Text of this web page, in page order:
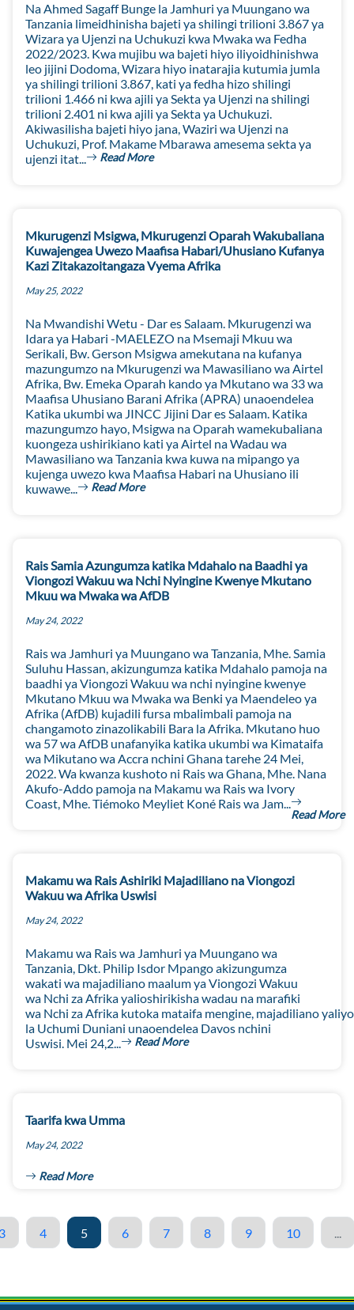
Na Ahmed Sagaff Bunge la Jamhuri ya Muungano wa
Tanzania limeidhinisha bajeti ya shilingi trilioni 3.867 ya
Wizara ya Ujenzi na Uchukuzi kwa Mwaka wa Fedha
2022/2023. Kwa mujibu wa bajeti hiyo iliyoidhinishwa
leo jijini Dodoma, Wizara hiyo inatarajia kutumia jumla
ya shilingi trilioni 3.867, kati ya fedha hizo shilingi
trilioni 1.466 ni kwa ajili ya Sekta ya Ujenzi na shilingi
trilioni 2.401 ni kwa ajili ya Sekta ya Uchukuzi.
Akiwasilisha bajeti hiyo jana, Waziri wa Ujenzi na
Uchukuzi, Prof. Makame Mbarawa amesema sekta ya
ujenzi itat...
Read More
Mkurugenzi Msigwa, Mkurugenzi Oparah Wakubaliana
Kuwajengea Uwezo Maafisa Habari/Uhusiano Kufanya
Kazi Zitakazoitangaza Vyema Afrika
May 25, 2022
Na Mwandishi Wetu - Dar es Salaam. Mkurugenzi wa
Idara ya Habari -MAELEZO na Msemaji Mkuu wa
Serikali, Bw. Gerson Msigwa amekutana na kufanya
mazungumzo na Mkurugenzi wa Mawasiliano wa Airtel
Afrika, Bw. Emeka Oparah kando ya Mkutano wa 33 wa
Maafisa Uhusiano Barani Afrika (APRA) unaoendelea
Katika ukumbi wa JINCC Jijini Dar es Salaam. Katika
mazungumzo hayo, Msigwa na Oparah wamekubaliana
kuongeza ushirikiano kati ya Airtel na Wadau wa
Mawasiliano wa Tanzania kwa kuwa na mipango ya
kujenga uwezo kwa Maafisa Habari na Uhusiano ili
kuwawe...
Read More
Rais Samia Azungumza katika Mdahalo na Baadhi ya
Viongozi Wakuu wa Nchi Nyingine Kwenye Mkutano
Mkuu wa Mwaka wa AfDB
May 24, 2022
Rais wa Jamhuri ya Muungano wa Tanzania, Mhe. Samia
Suluhu Hassan, akizungumza katika Mdahalo pamoja na
baadhi ya Viongozi Wakuu wa nchi nyingine kwenye
Mkutano Mkuu wa Mwaka wa Benki ya Maendeleo ya
Afrika (AfDB) kujadili fursa mbalimbali pamoja na
changamoto zinazolikabili Bara la Afrika. Mkutano huo
wa 57 wa AfDB unafanyika katika ukumbi wa Kimataifa
wa Mikutano wa Accra nchini Ghana tarehe 24 Mei,
2022. Wa kwanza kushoto ni Rais wa Ghana, Mhe. Nana
Akufo-Addo pamoja na Makamu wa Rais wa Ivory
Coast, Mhe. Tiémoko Meyliet Koné Rais wa Jam...
Read More
Makamu wa Rais Ashiriki Majadiliano na Viongozi
Wakuu wa Afrika Uswisi
May 24, 2022
Makamu wa Rais wa Jamhuri ya Muungano wa
Tanzania, Dkt. Philip Isdor Mpango akizungumza
wakati wa majadiliano maalum ya Viongozi Wakuu
wa Nchi za Afrika yalioshirikisha wadau na marafiki
wa Nchi za Afrika kutoka mataifa mengine, majadiliano
la Uchumi Duniani unaoendelea Davos nchini
Uswisi. Mei 24,2...
Read More
Taarifa kwa Umma
May 24, 2022
Read More
4 5 6 7 8 9 10